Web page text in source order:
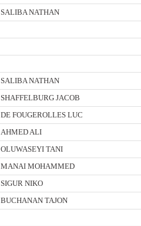
SALIBA NATHAN
SALIBA NATHAN
SHAFFELBURG JACOB
DE FOUGEROLLES LUC
AHMED ALI
OLUWASEYI TANI
MANAI MOHAMMED
SIGUR NIKO
BUCHANAN TAJON